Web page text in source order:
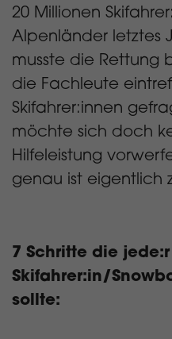
20 Millionen
Alpenländer letztes
musste die Rettung
die Fachleute
Skifahrer:innen
möchte sich doch
Hilfeleistung
genau ist eigentlich
7 Schritte die jede:r
Skifahrer:in/
sollte: